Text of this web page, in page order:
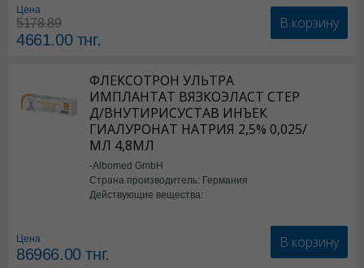
Цена
5178.89
4661.00тнг.
В корзину
ФЛЕКСОТРОН УЛЬТРА
ИМПЛАНТАТ ВЯЗКОЭЛАСТ СТЕР
Д/ВНУТИРИСУСТАВ ИНЪЕК
ГИАЛУРОНАТ НАТРИЯ 2,5% 0,025/
МЛ 4,8МЛ
-Albomed GmbH
Страна производитель: Германия
Действующие вещества:
Цена
86966.00тнг.
В корзину